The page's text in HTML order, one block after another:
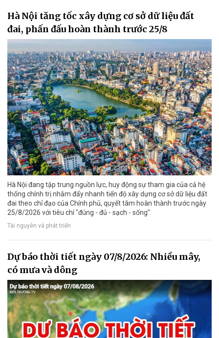
Hà Nội tăng tốc xây dựng cơ sở dữ liệu đất
đai, phấn đấu hoàn thành trước 25/8
Hà Nội đang tập trung nguồn lực, huy động sự tham gia của cả hệ
thống chính trị nhằm đẩy nhanh tiến độ xây dựng cơ sở dữ liệu đất
đai theo chỉ đạo của Chính phủ, quyết tâm hoàn thành trước ngày
25/8/2026 với tiêu chí "đúng - đủ - sạch - sống".
Tài nguyên và phát triển
Dự báo thời tiết ngày 07/8/2026: Nhiều mây,
có mưa và dông